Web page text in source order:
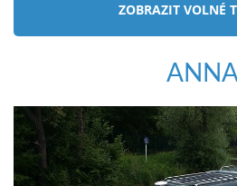
ZOBRAZIT VOLNÉ